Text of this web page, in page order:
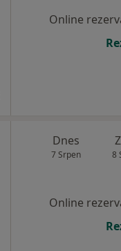
Online
Dnes
7 Srpen 8
Online